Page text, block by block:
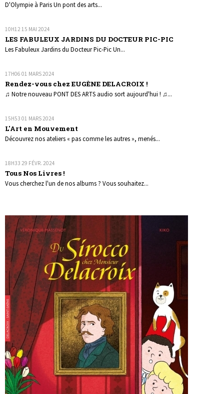
D'Olympie à Paris Un pont des arts...
10H1215 MAI 2024
LES FABULEUX JARDINS DU DOCTEUR PIC-PIC
Les Fabuleux Jardins du Docteur Pic-Pic Un...
17H06 01 MARS 2024
Rendez-vous chez EUGÈNE DELACROIX !
♫ Notre nouveau PONT DES ARTS audio sort aujourd'hui ! ♫...
15H53 01 MARS 2024
L'Art en Mouvement
Découvrez nos ateliers « pas comme les autres », menés...
18H33 29 FÉVR. 2024
Tous Nos Livres !
Vous cherchez l'un de nos albums ? Vous souhaitez...